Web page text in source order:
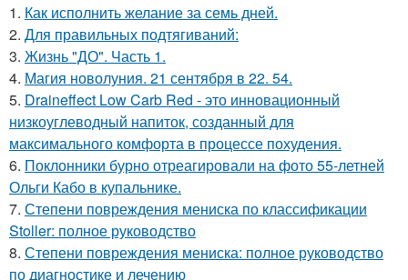
1. Как исполнить желание за семь дней.
2. Для правильных подтягиваний:
3. Жизнь "ДО". Часть 1.
4. Магия новолуния. 21 сентября в 22. 54.
5. Draineffect Low Carb Red - это инновационный
низкоуглеводный напиток, созданный для
максимального комфорта в процессе похудения.
6. Поклонники бурно отреагировали на фото 55-летней
Ольги Кабо в купальнике.
7. Степени повреждения мениска по классификации
Stoller: полное руководство
8. Степени повреждения мениска: полное руководство
по диагностике и лечению